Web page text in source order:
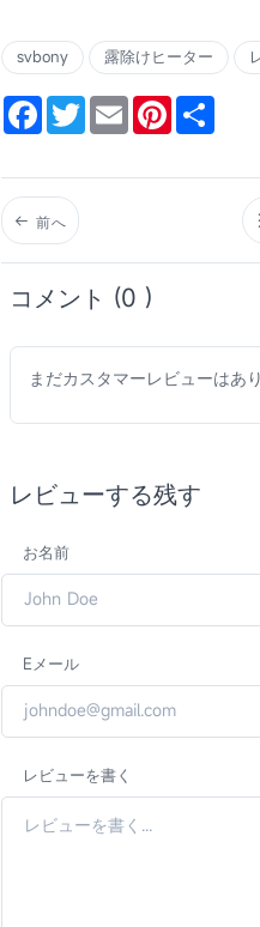
svbony 露除けヒーター
FacebookTwitterEmail Pinterest
前へ
コメント (0 )
まだカスタマーレビューはあ
レビューする残す
お名前
Eメール
レビューを書く